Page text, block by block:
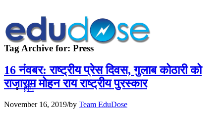
होम
Tag Archive for: Press
16 नंवबर: राष्ट्रीय प्रेस दिवस, गुलाब कोठारी को
राजाराम मोहन राय राष्‍ट्रीय पुरस्‍कार
November 16, 2019/by Team EduDose